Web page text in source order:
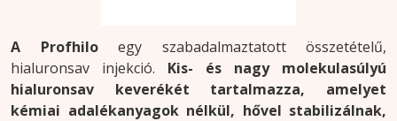
A Profhiloegy szabadalmaztatott összetételű,
hialuronsav injekció. Kis- és nagy molekulasúlyú
hialuronsav keverékét tartalmazza, amelyet
kémiai adalékanyagok nélkül, hővel stabilizálnak,